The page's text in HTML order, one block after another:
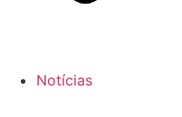
Notícias